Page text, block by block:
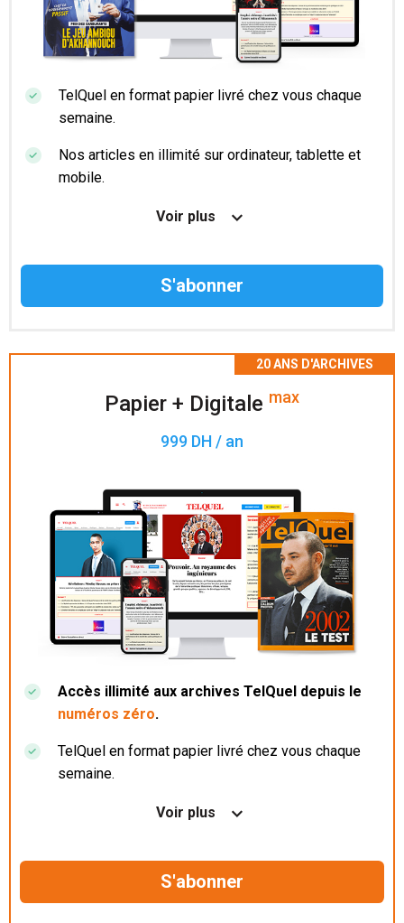
TelQuel en format papier livré chez vous chaque
semaine.
Nos articles en illimité sur ordinateur, tablette et
mobile.
Le magazine TelQuel en numérique avant la sortie
Voir plus
Papier + Digitale max
999 DH / an
Accès illimité aux archives TelQuel depuis le
numéros zéro.
TelQuel en format papier livré chez vous chaque
semaine.
Nos articles en illimité sur ordinateur, tablette et
Le magazine TelQuel en numérique avant la sortie
Voir plus